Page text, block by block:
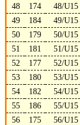
48
174 48/U15
49
184 49/U15
50
179 50/U15
51
181 51/U15
52
177 52/U15
53
180 53/U15
54
182 54/U15
55
186 55/U15
56
175 56/U15